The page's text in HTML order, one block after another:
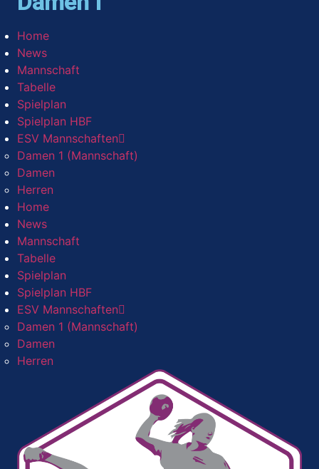
Home
News
Mannschaft
Tabelle
Spielplan
Spielplan HBF
ESV Mannschaften
Damen 1 (Mannschaft)
Damen
Herren
Home
News
Mannschaft
Tabelle
Spielplan
Spielplan HBF
ESV Mannschaften
Damen 1 (Mannschaft)
Damen
Herren